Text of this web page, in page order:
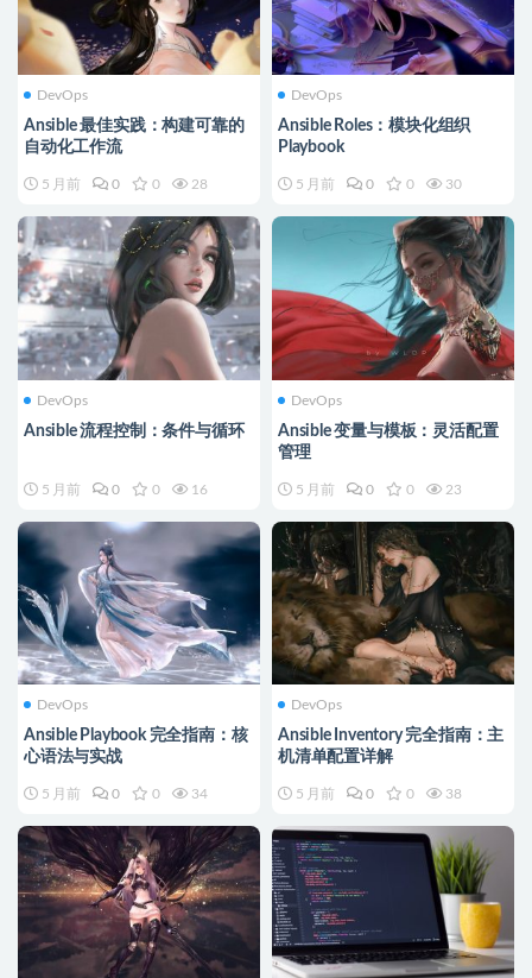
DevOps
Ansible 最佳实践：构建可靠的
自动化工作流
5 月前 0 0 28
DevOps
Ansible Roles：模块化组织
Playbook
5 月前 0 0 30
DevOps
Ansible 流程控制：条件与循环
5 月前 0 0 16
DevOps
Ansible 变量与模板：灵活配置
管理
5 月前 0 0 23
DevOps
Ansible Playbook 完全指南：核
心语法与实战
5 月前 0 0 34
DevOps
Ansible Inventory 完全指南：主
机清单配置详解
5 月前 0 0 38